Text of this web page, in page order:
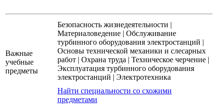
Важные
учебные
предметы
Безопасность жизнедеятельности |
Материаловедение | Обслуживание
турбинного оборудования электростанций |
Основы технической механики и слесарных
работ | Охрана труда | Техническое черчение |
Эксплуатация турбинного оборудования
электростанций | Электротехника
Найти специальности со схожими
предметами